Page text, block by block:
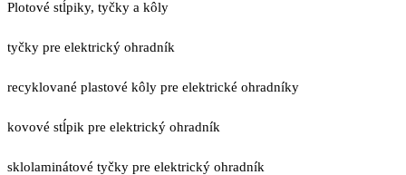
Plotové stĺpiky, tyčky a kôly
tyčky pre elektrický ohradník
recyklované plastové kôly pre elektrické ohradníky
kovové stĺpik pre elektrický ohradník
sklolaminátové tyčky pre elektrický ohradník